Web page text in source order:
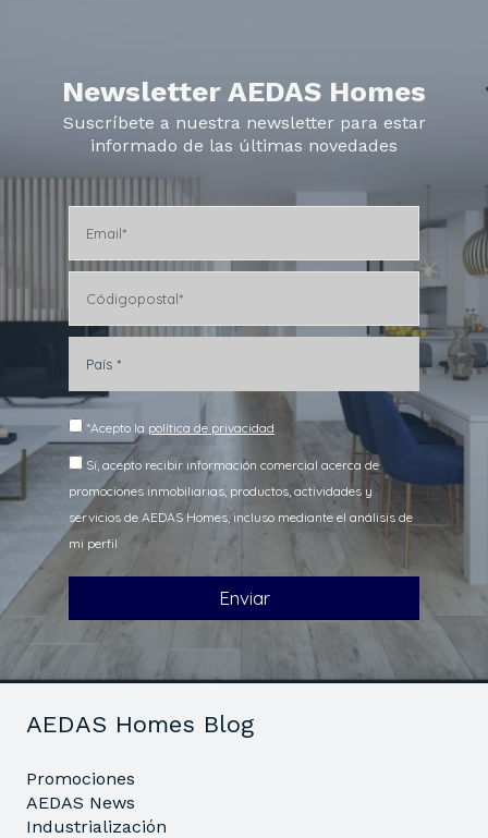
Newsletter AEDAS Homes
Suscríbete a nuestra newsletter para estar
informado de las últimas novedades
AEDAS Homes Blog
Promociones
AEDAS News
Industrialización